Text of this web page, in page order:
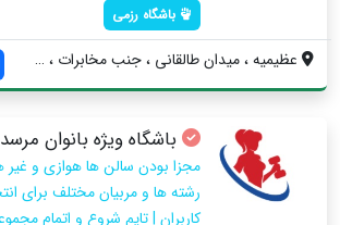
باشگاه رزمی
عظیمیه ، میدان طالقانی ، جنب مخابرات ، ب...
باشگاه ویژه بانوان
مجزا بودن سالن ها هوازی و
رشته ها و مربیان مختلف برای
کاربران | تایم شروع و اتمام